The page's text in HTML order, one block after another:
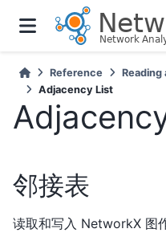
Reference
Reading
Adjacency List
邻接表
读取和写入 NetworkX 图